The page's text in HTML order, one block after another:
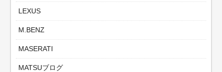
LEXUS
M.BENZ
MASERATI
MATSUブログ